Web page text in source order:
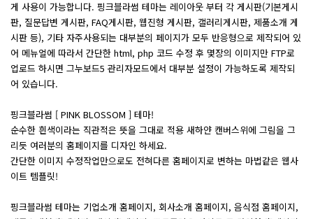
게 사용이 가능합니다. 핑크블라썸 테마는 레이아웃 부터 각 게시판(기본게시
판, 질문답변 게시판, FAQ게시판, 웹진형 게시판, 갤러리게시판, 제품소개 게
시판 등), 기타 자주사용되는 대부분의 페이지가 모두 반응형으로 제작되어 있
어 메뉴얼에 따라서 간단한 html, php 코드 수정 후 몇장의 이미지만 FTP로
업로드 하시면 그누보드5 관리자모드에서 대부분 설정이 가능하도록 제작되
어 있습니다.
핑크블라썸 [ PINK BLOSSOM ] 테마!
순수한 흰색이라는 직관적은 뜻을 그대로 적용 새하얀 캔버스위에 그림을 그
리듯 여러분의 홈페이지를 디자인 하세요.
간단한 이미지 수정작업만으로도 전혀다른 홈페이지로 변하는 마법같은 웹사
이트 템플릿!
핑크블라썸 테마는 기업소개 홈페이지, 회사소개 홈페이지, 음식점 홈페이지,